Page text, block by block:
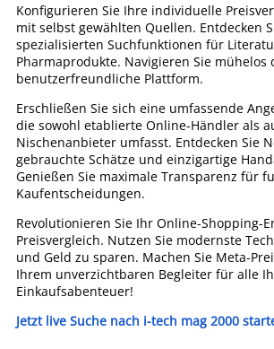
Konfigurieren Sie Ihre individuelle
mit selbst gewählten Quellen. Entdecken
spezialisierten Suchfunktionen für
Pharmaprodukte. Navigieren Sie mühelos
benutzerfreundliche Plattform.
Erschließen Sie sich eine umfassende
die sowohl etablierte Online-Händler als
Nischenanbieter umfasst. Entdecken Sie
gebrauchte Schätze und einzigartige
Genießen Sie maximale Transparenz für
Kaufentscheidungen.
Revolutionieren Sie Ihr Online-Shopping-
Preisvergleich. Nutzen Sie modernste
und Geld zu sparen. Machen Sie Meta-
Ihrem unverzichtbaren Begleiter für alle
Einkaufsabenteuer!
Jetzt live Suche nach i-tech mag 2000